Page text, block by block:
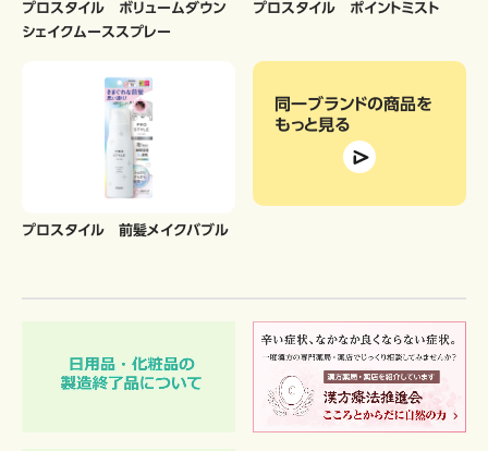
プロスタイル ボリュームダウン
シェイクムーススプレー
プロスタイル ポイントミスト
プロスタイル 前髪メイクバブル
同一ブランドの商品を
もっと見る